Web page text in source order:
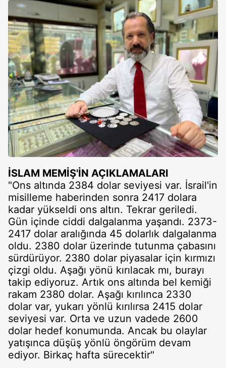
İSLAM MEMİŞ'İN AÇIKLAMALARI
"Ons altında 2384 dolar seviyesi var. İsrail'in
misilleme haberinden sonra 2417 dolara
kadar yükseldi ons altın. Tekrar geriledi.
Gün içinde ciddi dalgalanma yaşandı. 2373-
2417 dolar aralığında 45 dolarlık dalgalanma
oldu. 2380 dolar üzerinde tutunma çabasını
sürdürüyor. 2380 dolar piyasalar için kırmızı
çizgi oldu. Aşağı yönü kırılacak mı, burayı
takip ediyoruz. Artık ons altında bel kemiği
rakam 2380 dolar. Aşağı kırılınca 2330
dolar var, yukarı yönlü kırılırsa 2415 dolar
seviyesi var. Orta ve uzun vadede 2600
dolar hedef konumunda. Ancak bu olaylar
yatışınca düşüş yönlü öngörüm devam
ediyor. Birkaç hafta sürecektir"